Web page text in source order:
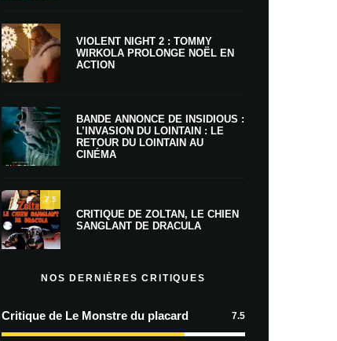
VIOLENT NIGHT 2 : TOMMY
WIRKOLA PROLONGE NOËL EN
ACTION
BANDE ANNONCE DE INSIDIOUS :
L’INVASION DU LOINTAIN : LE
RETOUR DU LOINTAIN AU
CINÉMA
7.5
CRITIQUE DE ZOLTAN, LE CHIEN
SANGLANT DE DRACULA
NOS DERNIÈRES CRITIQUES
Critique de Le Monstre du placard 7.5